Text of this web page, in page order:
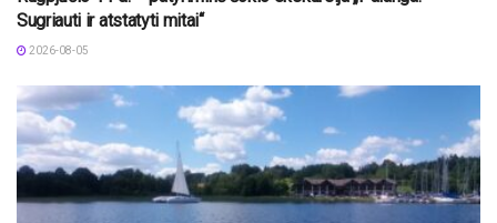
Sugriauti ir atstatyti mitai“
2026-08-05